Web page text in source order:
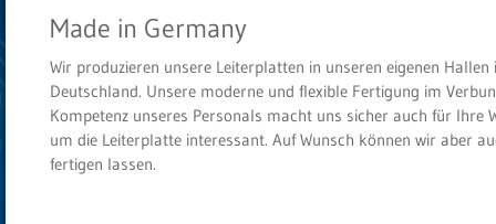
Made in Germany
Wir produzieren unsere Leiterplatten in unseren eigenen Hallen
Deutschland. Unsere moderne und flexible Fertigung im
Kompetenz unseres Personals macht uns sicher auch für Ihre
um die Leiterplatte interessant. Auf Wunsch können wir aber
fertigen lassen.